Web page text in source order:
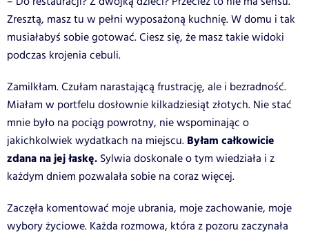
Zresztą, masz tu w pełni wyposażoną kuchnię. W domu i tak
musiałabyś sobie gotować. Ciesz się, że masz takie widoki
podczas krojenia cebuli.
Zamilkłam. Czułam narastającą frustrację, ale i bezradność.
Miałam w portfelu dosłownie kilkadziesiąt złotych. Nie stać
mnie było na pociąg powrotny, nie wspominając o
jakichkolwiek wydatkach na miejscu. Byłam całkowicie
zdana na jej łaskę. Sylwia doskonale o tym wiedziała i z
każdym dniem pozwalała sobie na coraz więcej.
Zaczęła komentować moje ubrania, moje zachowanie, moje
wybory życiowe. Każda rozmowa, która z pozoru zaczynała